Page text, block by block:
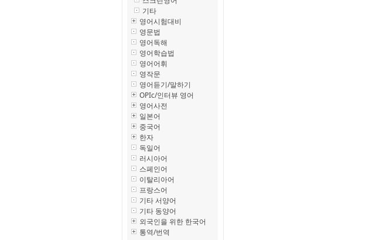
기타
영어시험대비
영문법
영어독해
영어학습법
영어어휘
영작문
영어듣기/말하기
OPIc/인터뷰 영어
영어사전
일본어
중국어
한자
독일어
러시아어
스페인어
이탈리아어
프랑스어
기타 서양어
기타 동양어
외국인을 위한 한국어
통역/번역